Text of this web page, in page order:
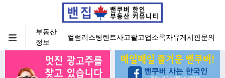
부동산
정보
컬럼리스팅렌트사고팔고업소록자유게시판문의